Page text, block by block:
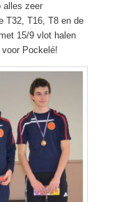
alles zeer
T32, T16, T8 en de
15/9 vlot halen
Pockelé!